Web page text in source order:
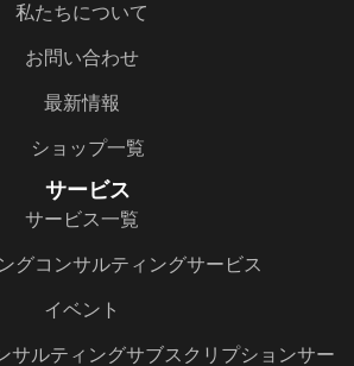
私たちについて
お問い合わせ
最新情報
ショップ一覧
サービス
サービス一覧
グコンサルティングサービス
イベント
サルティングサブスクリプションサー